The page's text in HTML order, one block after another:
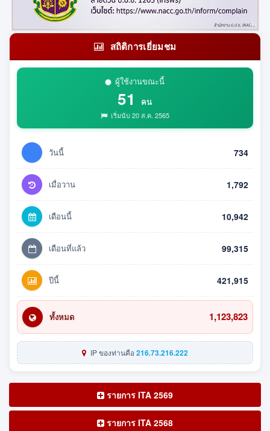
สถิติการเยี่ยมชม
ผู้ใช้งานขณะนี้
51 คน
เริ่มนับ 20 ส.ค. 2565
วันนี้ 734
เมื่อวาน 1,792
เดือนนี้ 10,942
เดือนที่แล้ว 99,315
ปีนี้ 421,915
ทั้งหมด 1,123,823
IP ของท่านคือ216.73.216.222
รายการ ITA 2569
รายการ ITA 2568